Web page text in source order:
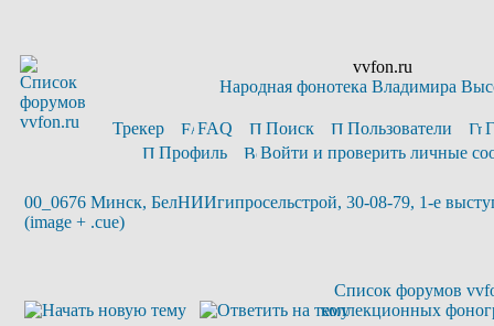
vvfon.ru
Народная фонотека Владимира
Трекер FAQ Поиск Пользователи
Профиль
Войти и проверить личные
00_0676 Минск, БелНИИгипросельстрой, 30-08-79, 1-е
(image + .cue)
Список форумов
коллекционных